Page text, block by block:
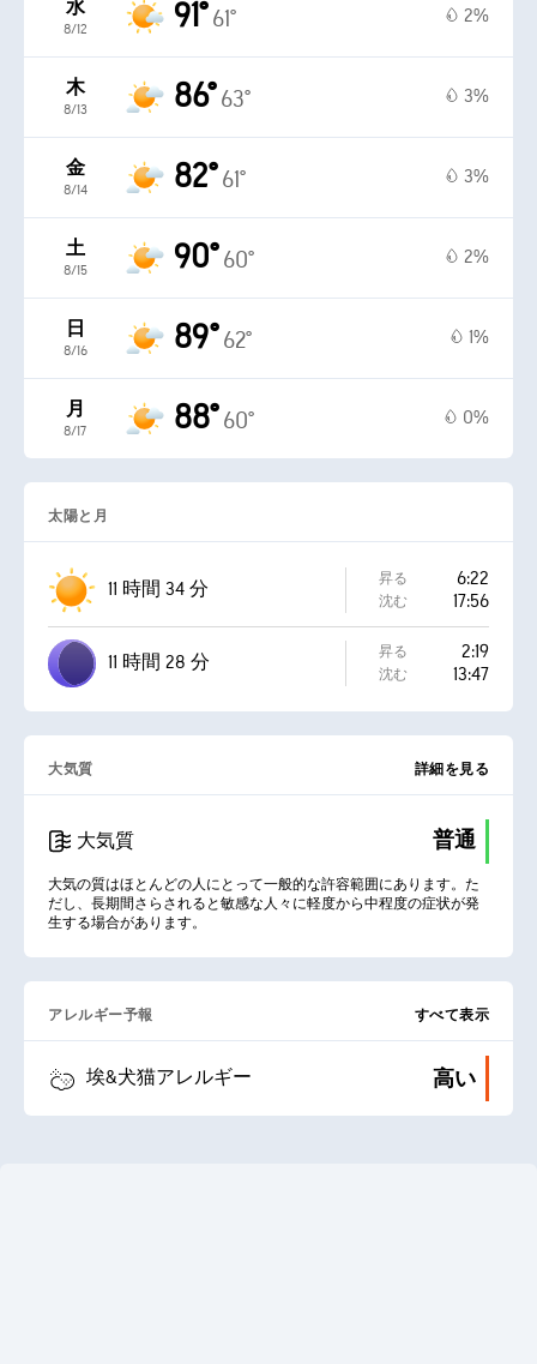
水
8/12 91° 61° 2%
木
8/13 86° 63° 3%
金
8/14 82° 61° 3%
土
8/15 90° 60° 2%
日
8/16 89° 62° 1%
月
8/17 88° 60° 0%
太陽と月
11 時間 34 分 昇る 6:22
沈む 17:56
11 時間 28 分 昇る 2:19
沈む 13:47
大気質 詳細を見る
大気質 普通
大気の質はほとんどの人にとって一般的な許容範囲にあります。た
だし、長期間さらされると敏感な人々に軽度から中程度の症状が発
生する場合があります。
アレルギー予報 すべて表示
埃&犬猫アレルギー 高い